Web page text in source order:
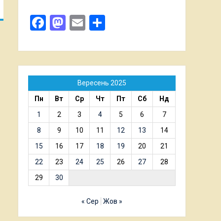
Facebook
Mastodon
Email
Вересень 2025
Пн
Вт Ср Чт Пт Сб
Нд
1
2 3 4 5 6
7
8
9 10 11 12 13
14
15
16 17 18 19 20
21
22
23 24 25 26 27
28
29
30
« Сер Жов »